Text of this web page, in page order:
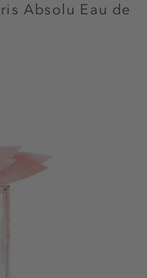
Absolu Eau de